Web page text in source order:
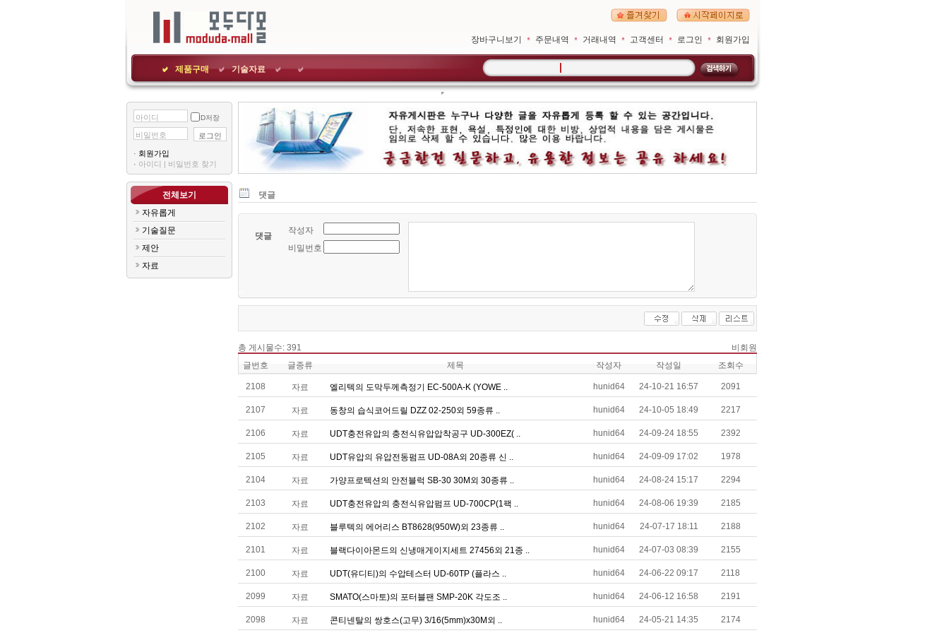
장바구니보기 주문내역 거래내역 고객센터 로그인 회원가입
제품구매 기술자료
아이디 ID저장
비밀번호 로그인
· 회원가입
· 아이디|비밀번호찾기
전체보기
자유롭게
기술질문
제안
자료
댓글
댓글
작성자
비밀번호